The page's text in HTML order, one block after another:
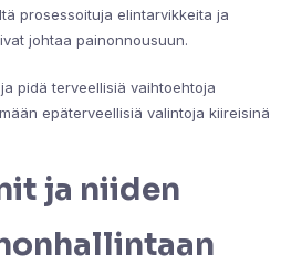
prosessoituja elintarvikkeita ja
johtaa painonnousuun.
pidä terveellisiä vaihtoehtoja
epäterveellisiä valintoja kiireisinä
ja niiden